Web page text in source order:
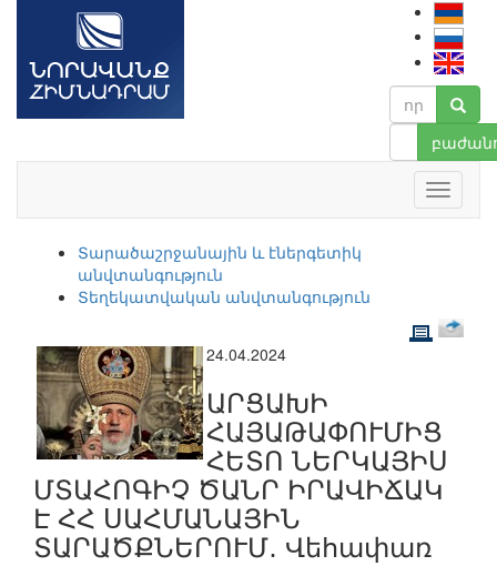
Տարածաշրջանային և էներգետիկ
անվտանգություն
Տեղեկատվական անվտանգություն
24.04.2024
ԱՐՑԱԽԻ
ՀԱՅԱԹԱՓՈՒՄԻՑ
ՀԵՏՈ ՆԵՐԿԱՅԻՍ
ՄՏԱՀՈԳԻՉ ԾԱՆՐ ԻՐԱՎԻՃԱԿ
Է ՀՀ ՍԱՀՄԱՆԱՅԻՆ
ՏԱՐԱԾՔՆԵՐՈՒՄ․ Վեհափառ